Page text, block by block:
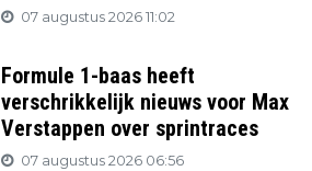
07 augustus 2026 11:02
Formule 1-baas heeft
verschrikkelijk nieuws voor Max
Verstappen over sprintraces
07 augustus 2026 06:56